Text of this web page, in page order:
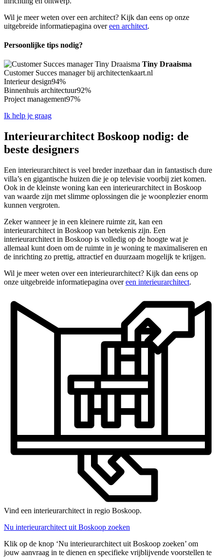
Wil je meer weten over een architect? Kijk dan eens op onze
uitgebreide informatiepagina overeen architect.
Persoonlijke tips nodig?
Tiny Draaisma
Customer Succes manager bij architectenkaart.nl
Interieur design94%
Binnenhuis architectuur92%
Project management97%
Ik help je graag
Interieurarchitect Boskoop nodig: de
beste designers
Een interieurarchitect is veel breder inzetbaar dan in fantastisch dure
villa’s en gigantische huizen die je op televisie voorbij ziet komen.
Ook in de kleinste woning kan een interieurarchitect in Boskoop
van waarde zijn met slimme oplossingen die je woonplezier enorm
kunnen vergroten.
Zeker wanneer je in een kleinere ruimte zit, kan een
interieurarchitect in Boskoop van betekenis zijn. Een
interieurarchitect in Boskoop is volledig op de hoogte wat je
allemaal kunt doen om de ruimte in je woning te maximaliseren en
de inrichting zo prettig, attractief en duurzaam mogelijk te krijgen.
Wil je meer weten over een interieurarchitect? Kijk dan eens op
onze uitgebreide informatiepagina overeen interieurarchitect.
Vind een interieurarchitect in regio Boskoop.
Nu interieurarchitect uit Boskoop zoeken
Klik op de knop ‘Nu interieurarchitect uit Boskoop zoeken’ om
jouw aanvraag in te dienen en specifieke vrijblijvende voorstellen te